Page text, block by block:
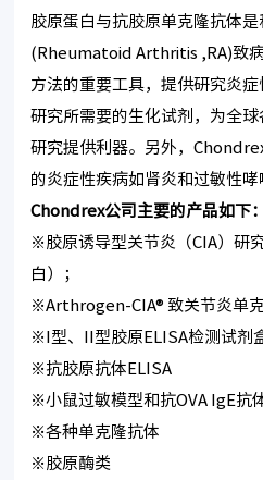
胶原蛋白与抗胶原单克隆抗体
(Rheumatoid Arthritis ,RA)致
方法的重要工具，提供研究炎
研究所需要的生化试剂，为全
研究提供利器。另外，
的炎症性疾病如肾炎和过敏性哮
Chondrex公司主要的产品如下：
※胶原诱导型关节炎（CIA）研
白）；
※Arthrogen-CIA® 致关节炎单
※I型、II型胶原ELISA检测试剂
※抗胶原抗体ELISA
※小鼠过敏模型和抗OVA IgE抗
※各种单克隆抗体
※胶原酶类